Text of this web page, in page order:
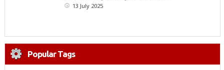
13 July 2025
Popular Tags